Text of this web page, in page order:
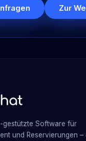
Zur
gestützte Software für
und Reservierungen